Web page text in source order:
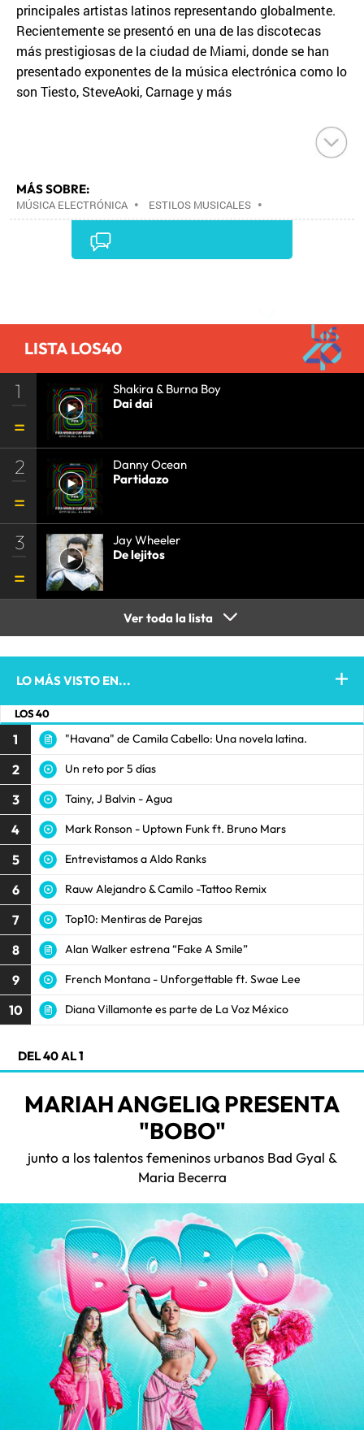
principales artistas latinos representando globalmente.
Recientemente se presentó en una de las discotecas
más prestigiosas de la ciudad de Miami, donde se han
presentado exponentes de la música electrónica como lo
son Tiesto, SteveAoki, Carnage y más
MÁS SOBRE:
MÚSICA ELECTRÓNICA • ESTILOS MUSICALES •
•
LISTA LOS40
1
Shakira & Burna Boy
Dai dai
2
Danny Ocean
Partidazo
3
Jay Wheeler
De lejitos
Ver toda la lista
LO MÁS VISTO EN...
LOS 40
1 "Havana" de Camila Cabello: Una novela latina.
2 Un reto por 5 días
3 Tainy, J Balvin - Agua
4 Mark Ronson - Uptown Funk ft. Bruno Mars
5 Entrevistamos a Aldo Ranks
6 Rauw Alejandro & Camilo -Tattoo Remix
7 Top10: Mentiras de Parejas
8 Alan Walker estrena “Fake A Smile”
9 French Montana - Unforgettable ft. Swae Lee
10 Diana Villamonte es parte de La Voz México
DEL 40 AL 1
MARIAH ANGELIQ PRESENTA
"BOBO"
junto a los talentos femeninos urbanos Bad Gyal &
Maria Becerra